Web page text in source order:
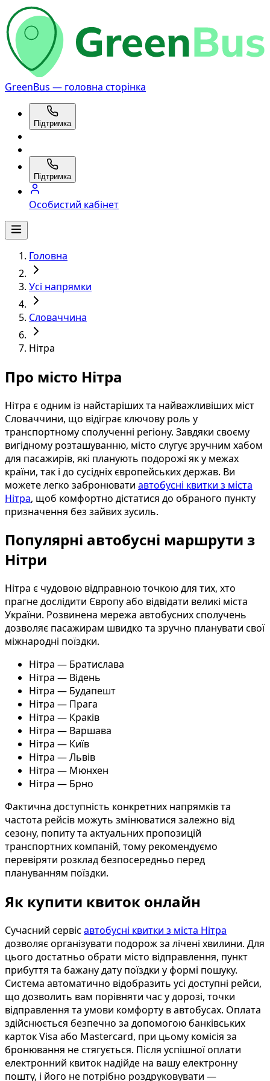
GreenBus — головна сторінка
Підтримка
Підтримка
Особистий кабінет
Головна
Усі напрямки
Словаччина
Нітра
Про місто Нітра
Нітра є одним із найстаріших та найважливіших міст
Словаччини, що відіграє ключову роль у
транспортному сполученні регіону. Завдяки своєму
вигідному розташуванню, місто слугує зручним хабом
для пасажирів, які планують подорожі як у межах
країни, так і до сусідніх європейських держав. Ви
можете легко забронювати автобусні квитки з міста
Нітра, щоб комфортно дістатися до обраного пункту
призначення без зайвих зусиль.
Популярні автобусні маршрути з
Нітри
Нітра є чудовою відправною точкою для тих, хто
прагне дослідити Європу або відвідати великі міста
України. Розвинена мережа автобусних сполучень
дозволяє пасажирам швидко та зручно планувати свої
міжнародні поїздки.
Нітра — Братислава
Нітра — Відень
Нітра — Будапешт
Нітра — Прага
Нітра — Краків
Нітра — Варшава
Нітра — Київ
Нітра — Львів
Нітра — Мюнхен
Нітра — Брно
Фактична доступність конкретних напрямків та
частота рейсів можуть змінюватися залежно від
сезону, попиту та актуальних пропозицій
транспортних компаній, тому рекомендуємо
перевіряти розклад безпосередньо перед
плануванням поїздки.
Як купити квиток онлайн
Сучасний сервіс автобусні квитки з міста Нітра
дозволяє організувати подорож за лічені хвилини. Для
цього достатньо обрати місто відправлення, пункт
прибуття та бажану дату поїздки у формі пошуку.
Система автоматично відобразить усі доступні рейси,
що дозволить вам порівняти час у дорозі, точки
відправлення та умови комфорту в автобусах. Оплата
здійснюється безпечно за допомогою банківських
карток Visa або Mastercard, при цьому комісія за
бронювання не стягується. Після успішної оплати
електронний квиток надійде на вашу електронну
пошту, і його не потрібно роздруковувати —